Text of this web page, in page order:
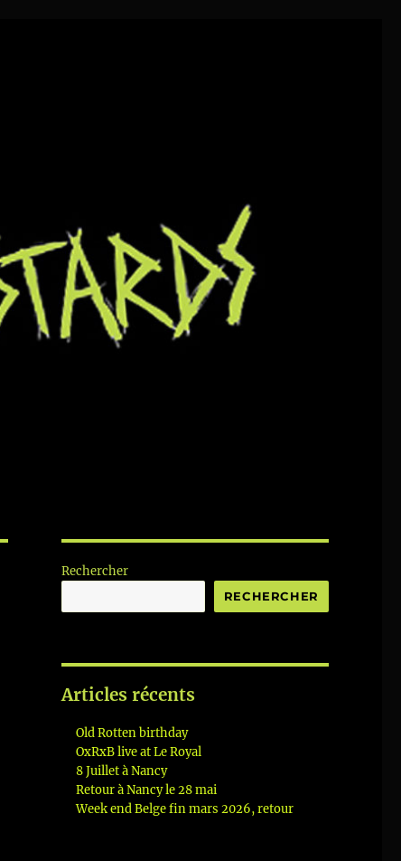
Rechercher
RECHERCHER
Articles récents
Old Rotten birthday
OxRxB live at Le Royal
8 Juillet à Nancy
Retour à Nancy le 28 mai
Week end Belge fin mars 2026, retour